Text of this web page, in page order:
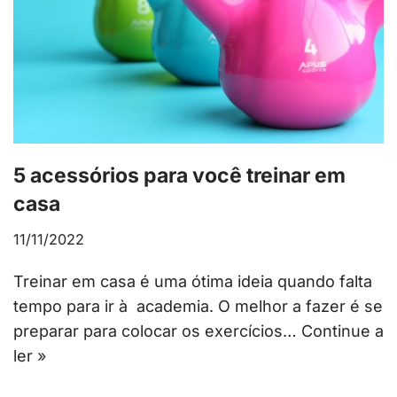
5 acessórios para você treinar em
casa
11/11/2022
Treinar em casa é uma ótima ideia quando falta
tempo para ir à academia. O melhor a fazer é se
preparar para colocar os exercícios… Continue a
ler »